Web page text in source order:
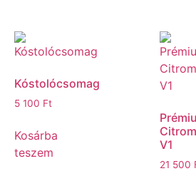
Kóstolócsomag
5 100 Ft
Kosárba
teszem
V1
21 500